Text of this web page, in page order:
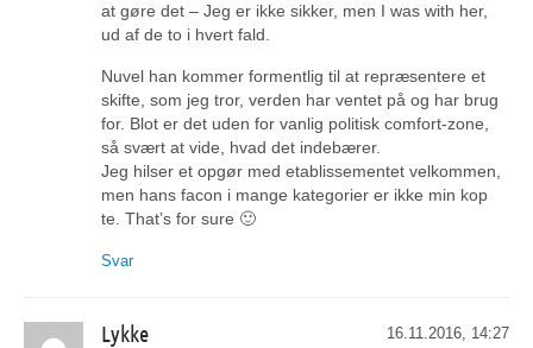
at gøre det – Jeg er ikke sikker, men I was with her,
ud af de to i hvert fald.
Nuvel han kommer formentlig til at repræsentere et
skifte, som jeg tror, verden har ventet på og har brug
for. Blot er det uden for vanlig politisk comfort-zone,
så svært at vide, hvad det indebærer.
Jeg hilser et opgør med etablissementet velkommen,
men hans facon i mange kategorier er ikke min kop
te. That’s for sure 🙂
Svar
Lykke 16.11.2016, 14:27